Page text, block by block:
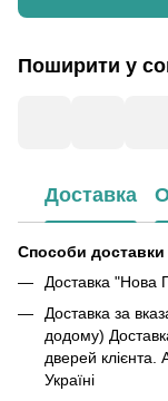
Поширити у
Доставка
Способи доставки
Доставка "Нова
Доставка за
додому)
дверей клієнта.
Україні